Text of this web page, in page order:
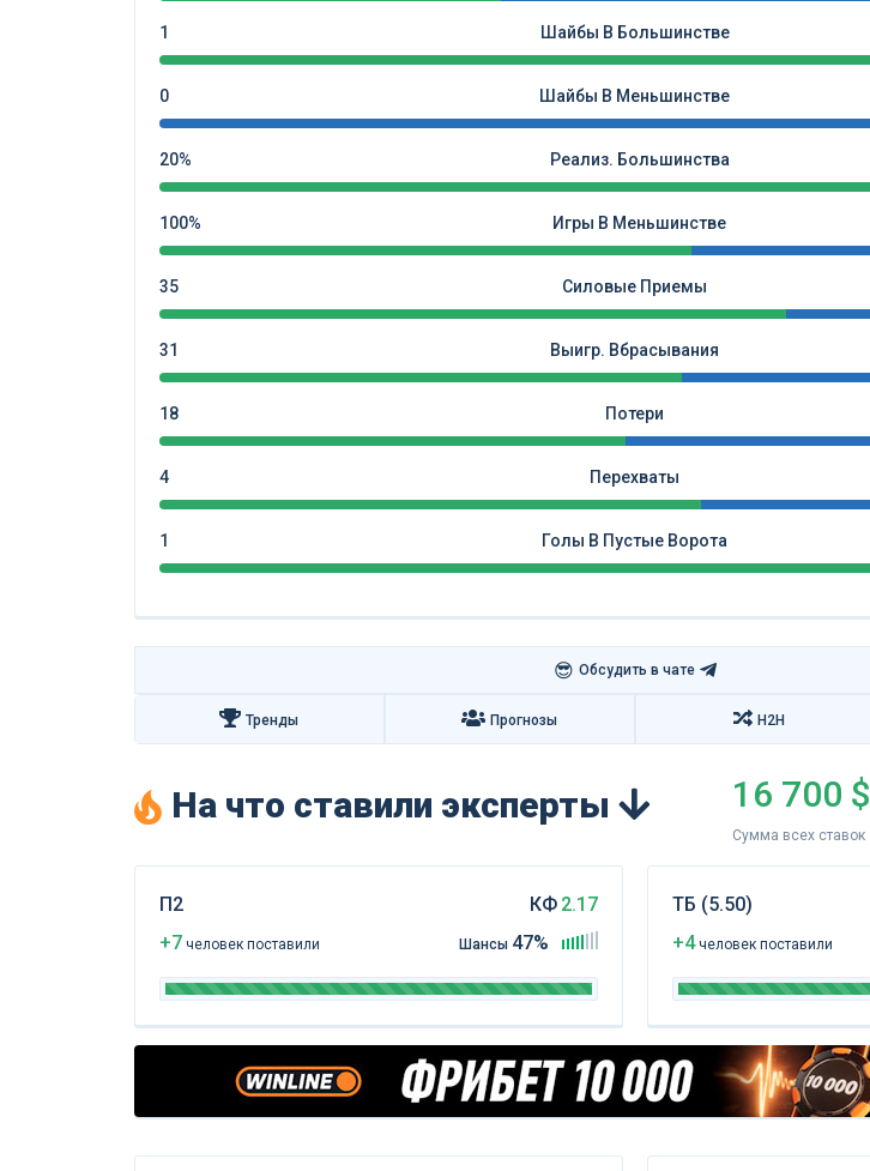
1 Шайбы В Большинстве
0 Шайбы В Меньшинстве
20% Реализ. Большинства
100% Игры В Меньшинстве
35 Силовые Приемы
31 Выигр. Вбрасывания
18 Потери
4 Перехваты
1 Голы В Пустые Ворота
😎 Обсудить в чате
Тренды Прогнозы H2H
На что ставили эксперты 16 700 $
Сумма всех ставок
П2
+7 человек поставили
КФ 2.17
Шансы 47%
ТБ (5.50)
+4 человекпоставили